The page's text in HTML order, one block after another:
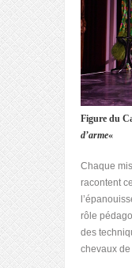
Figure du
d’arme«
Chaque
racontent
rôle
des
chevaux